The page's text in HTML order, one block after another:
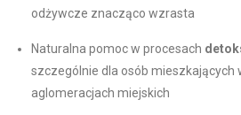
odżywcze znacząco wzrasta
Naturalna pomoc w procesach
szczególnie dla osób mieszkających
aglomeracjach miejskich